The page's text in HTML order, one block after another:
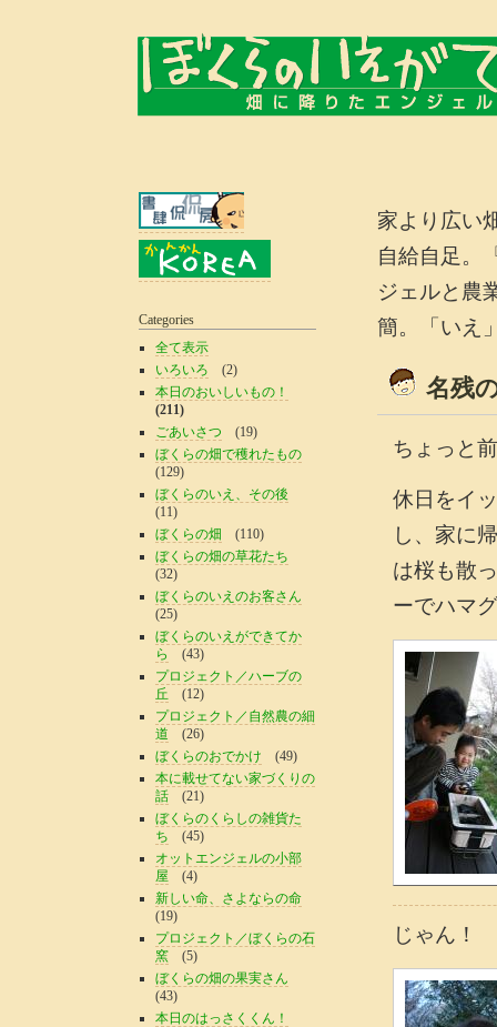
家より広い
自給自足。
ジェルと農
簡。「いえ
名残
ちょっと
休日をイ
し、家に
は桜も散
ーでハマ
じゃん！
Categories
全て表示
いろいろ (2)
本日のおいしいもの！
(211)
ごあいさつ (19)
ぼくらの畑で穫れたもの
(129)
ぼくらのいえ、その後
(11)
ぼくらの畑
(110)
ぼくらの畑の草花たち
(32)
ぼくらのいえのお客さん
(25)
ぼくらのいえができてか
ら
(43)
プロジェクト／ハーブの
丘 (12)
プロジェクト／自然農の細
道 (26)
ぼくらのおでかけ (49)
本に載せてない家づくりの
話 (21)
ぼくらのくらしの雑貨た
ち (45)
オットエンジェルの小部
屋 (4)
新しい命、さよならの命
(19)
プロジェクト／ぼくらの石
窯 (5)
ぼくらの畑の果実さん
(43)
本日のはっさくくん！